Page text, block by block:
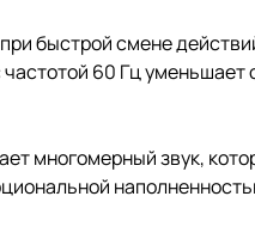
быстрой смене
частотой 60 Гц
многомерный звук,